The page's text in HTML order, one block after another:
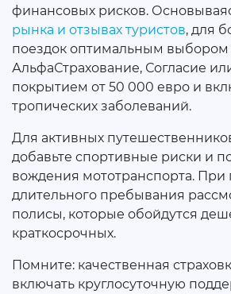
финансовых рисков.
рынка и отзывах туристов, для
поездок оптимальным выбором
АльфаСтрахование, Согласие
покрытием от 50 000 евро и
тропических заболеваний.
Для активных
добавьте спортивные риски и
вождения мототранспорта.
длительного пребывания
полисы, которые обойдутся
краткосрочных.
Помните: качественная
включать круглосуточную